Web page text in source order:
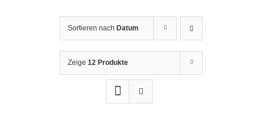
Sortieren nach Datum
Zeige 12 Produkte